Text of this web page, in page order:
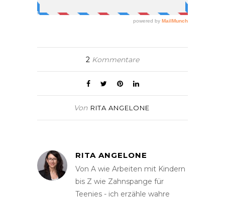
2 Kommentare
Von RITA ANGELONE
RITA ANGELONE
Von A wie Arbeiten mit Kindern
bis Z wie Zahnspange für
Teenies - ich erzähle wahre